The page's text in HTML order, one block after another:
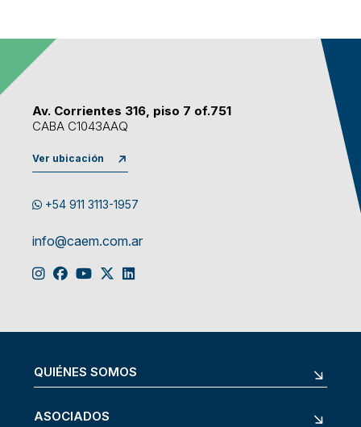
Av. Corrientes 316, piso 7 of.751
CABA C1043AAQ
Ver ubicación
+54 911 3113-1957
info@caem.com.ar
QUIÉNES SOMOS
ASOCIADOS